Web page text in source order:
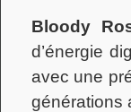
Bloody
d’énergie
avec une
générations